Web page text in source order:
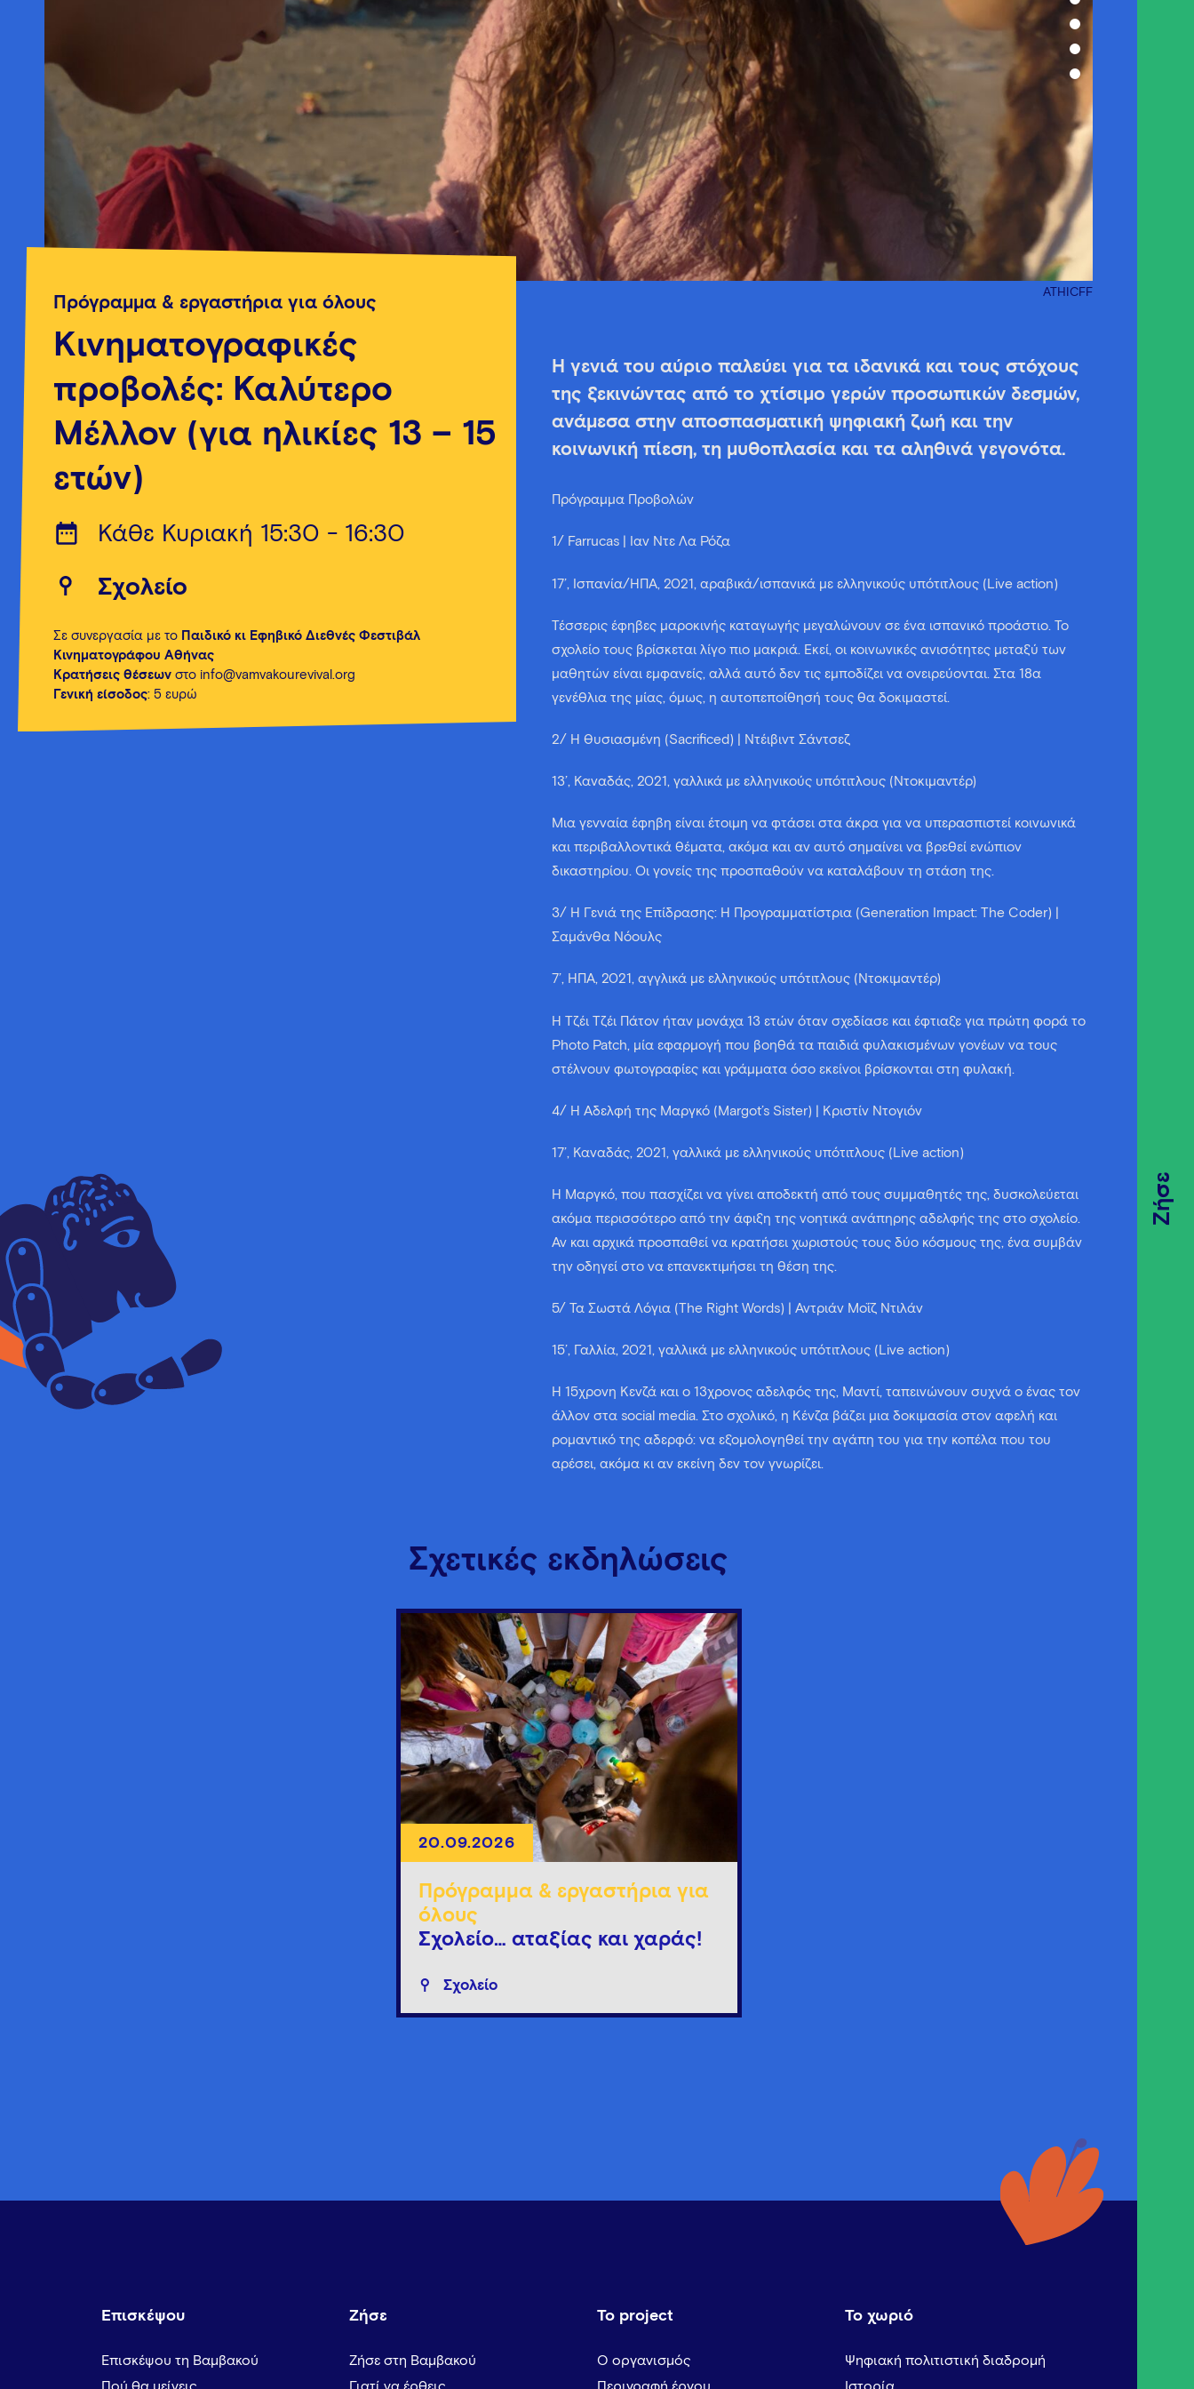
Ζήσε
ATHICFF
Πρόγραμμα & εργαστήρια για όλους
Κινηματογραφικές
προβολές: Καλύτερο
Μέλλον (για ηλικίες 13 – 15
ετών)
Κάθε Κυριακή 15:30 - 16:30
Σχολείο
Σε συνεργασία με το Παιδικό κι Εφηβικό Διεθνές Φεστιβάλ
Κινηματογράφου Αθήνας
Κρατήσεις θέσεων στο info@vamvakourevival.org
Γενική είσοδος: 5 ευρώ
Η γενιά του αύριο παλεύει για τα ιδανικά και τους στόχους
της ξεκινώντας από το χτίσιμο γερών προσωπικών δεσμών,
ανάμεσα στην αποσπασματική ψηφιακή ζωή και την
κοινωνική πίεση, τη μυθοπλασία και τα αληθινά γεγονότα.
Πρόγραμμα Προβολών
1/ Farrucas | Ίαν Ντε Λα Ρόζα
17’, Ισπανία/ΗΠΑ, 2021, αραβικά/ισπανικά με ελληνικούς υπότιτλους (Live action)
Τέσσερις έφηβες μαροκινής καταγωγής μεγαλώνουν σε ένα ισπανικό προάστιο. Το
σχολείο τους βρίσκεται λίγο πιο μακριά. Εκεί, οι κοινωνικές ανισότητες μεταξύ των
μαθητών είναι εμφανείς, αλλά αυτό δεν τις εμποδίζει να ονειρεύονται. Στα 18α
γενέθλια της μίας, όμως, η αυτοπεποίθησή τους θα δοκιμαστεί.
2/ Η Θυσιασμένη (Sacrificed) | Ντέιβιντ Σάντσεζ
13’, Καναδάς, 2021, γαλλικά με ελληνικούς υπότιτλους (Ντοκιμαντέρ)
Μια γενναία έφηβη είναι έτοιμη να φτάσει στα άκρα για να υπερασπιστεί κοινωνικά
και περιβαλλοντικά θέματα, ακόμα και αν αυτό σημαίνει να βρεθεί ενώπιον
δικαστηρίου. Οι γονείς της προσπαθούν να καταλάβουν τη στάση της.
3/ Η Γενιά της Επίδρασης: Η Προγραμματίστρια (Generation Impact: The Coder) |
Σαμάνθα Νόουλς
7’, ΗΠΑ, 2021, αγγλικά με ελληνικούς υπότιτλους (Ντοκιμαντέρ)
Η Τζέι Τζέι Πάτον ήταν μονάχα 13 ετών όταν σχεδίασε και έφτιαξε για πρώτη φορά το
Photo Patch, μία εφαρμογή που βοηθά τα παιδιά φυλακισμένων γονέων να τους
στέλνουν φωτογραφίες και γράμματα όσο εκείνοι βρίσκονται στη φυλακή.
4/ Η Αδελφή της Μαργκό (Margot’s Sister) | Κριστίν Ντογιόν
17’, Καναδάς, 2021, γαλλικά με ελληνικούς υπότιτλους (Live action)
Η Μαργκό, που πασχίζει να γίνει αποδεκτή από τους συμμαθητές της, δυσκολεύεται
ακόμα περισσότερο από την άφιξη της νοητικά ανάπηρης αδελφής της στο σχολείο.
Αν και αρχικά προσπαθεί να κρατήσει χωριστούς τους δύο κόσμους της, ένα συμβάν
την οδηγεί στο να επανεκτιμήσει τη θέση της.
5/ Τα Σωστά Λόγια (The Right Words) | Αντριάν Μοΐζ Ντιλάν
15’, Γαλλία, 2021, γαλλικά με ελληνικούς υπότιτλους (Live action)
Η 15χρονη Κενζά και ο 13χρονος αδελφός της, Μαντί, ταπεινώνουν συχνά ο ένας τον
άλλον στα social media. Στο σχολικό, η Κένζα βάζει μια δοκιμασία στον αφελή και
ρομαντικό της αδερφό: να εξομολογηθεί την αγάπη του για την κοπέλα που του
αρέσει, ακόμα κι αν εκείνη δεν τον γνωρίζει.
Σχετικές εκδηλώσεις
20.09.2026
Πρόγραμμα & εργαστήρια για
όλους
Σχολείο… αταξίας και χαράς!
Σχολείο
Επισκέψου
Επισκέψου τη Βαμβακού
Ζήσε
Ζήσε στη Βαμβακού
Το project
Ο οργανισμός
Το χωριό
Ψηφιακή πολιτιστική διαδρομή